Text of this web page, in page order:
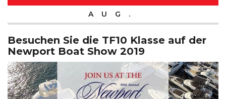
AUG.
Besuchen Sie die TF10 Klasse auf der
Newport Boat Show 2019